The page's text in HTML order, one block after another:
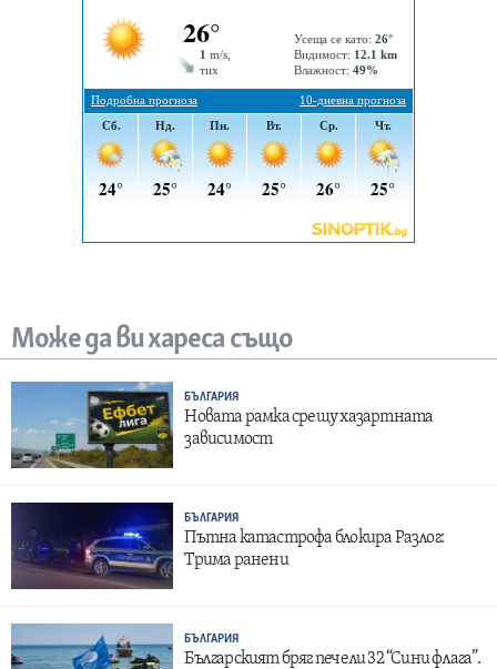
Може да ви хареса също
БЪЛГАРИЯ
Новата рамка срещу хазартната
зависимост
БЪЛГАРИЯ
Пътна катастрофа блокира Разлог:
Трима ранени
БЪЛГАРИЯ
Българският бряг печели 32 “Сини флага”.